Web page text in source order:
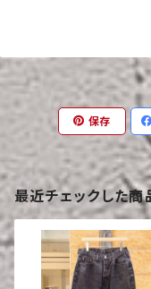
保存
最近チェックした商